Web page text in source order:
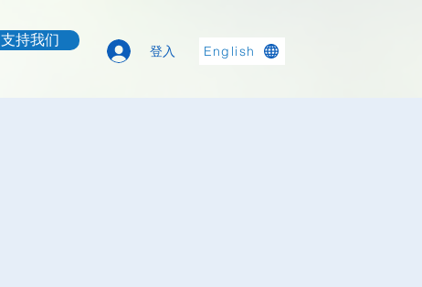
支持我们
登入 English